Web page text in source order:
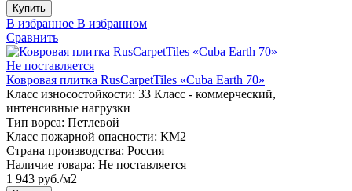
Купить
В избранное В избранном
Сравнить
Не поставляется
Ковровая плитка RusCarpetTiles «Cuba Earth 70»
Класс износостойкости: 33 Класс - коммерческий,
интенсивные нагрузки
Тип ворса: Петлевой
Класс пожарной опасности: КМ2
Страна производства: Россия
Наличие товара: Не поставляется
1 943 руб./м2